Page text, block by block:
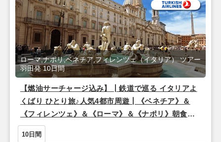
【燃油サーチャージ込み】┃鉄道で巡る イタリアよ
くばり ひとり旅♪人気4都市周遊┃《ベネチア》＆
《フィレンツェ》＆《ローマ》＆《ナポリ》朝食付
き 10日間
ローマ,ナポリ,ベネチア,フィレンツェ（イタリア） ツアー
羽田発 10日間
10日間